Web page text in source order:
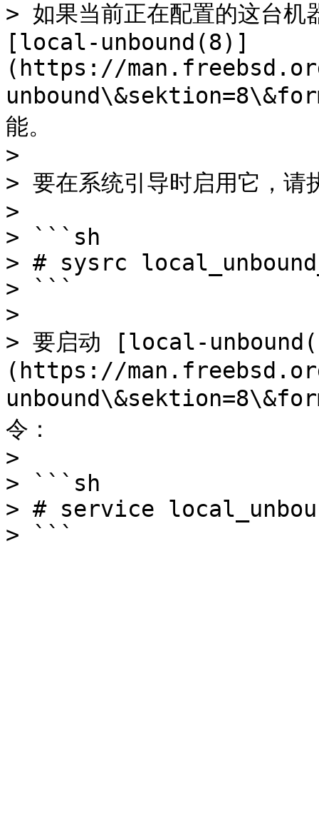
> 如果当前正在配置的这台
[local-unbound(8)]
(https://
能。
>
> 要在系统引导时启用它，请
>
> ```sh
> # sysrc
> ```
>
> 要启动 [local-
(https://
令：
>
> ```sh
> # service